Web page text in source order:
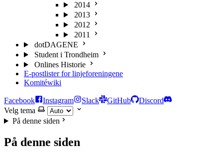
2014
2013
2012
2011
dotDAGENE
Student i Trondheim
Onlines Historie
E-postlister for linjeforeningene
Komitéwiki
Facebook Instagram Slack GitHub
Discord
Velg tema
På denne siden
På denne siden